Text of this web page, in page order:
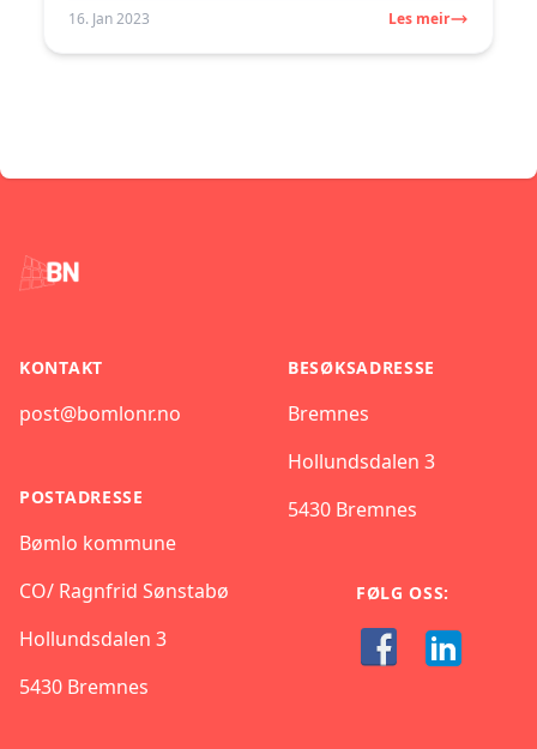
16. Jan 2023 Les meir
KONTAKT
post@bomlonr.no
POSTADRESSE
Bømlo kommune
CO/ Ragnfrid Sønstabø
Hollundsdalen 3
5430 Bremnes
BESØKSADRESSE
Bremnes
Hollundsdalen 3
5430 Bremnes
FØLG OSS: